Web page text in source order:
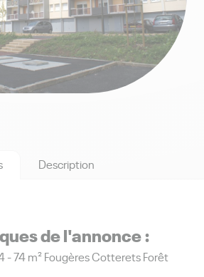
Description
de l'annonce :
- 74 m² Fougères Cotterets Forêt